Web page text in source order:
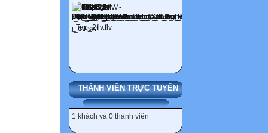
THÀNH VIÊN TRỰC TUYẾN
1 khách và 0 thành viên